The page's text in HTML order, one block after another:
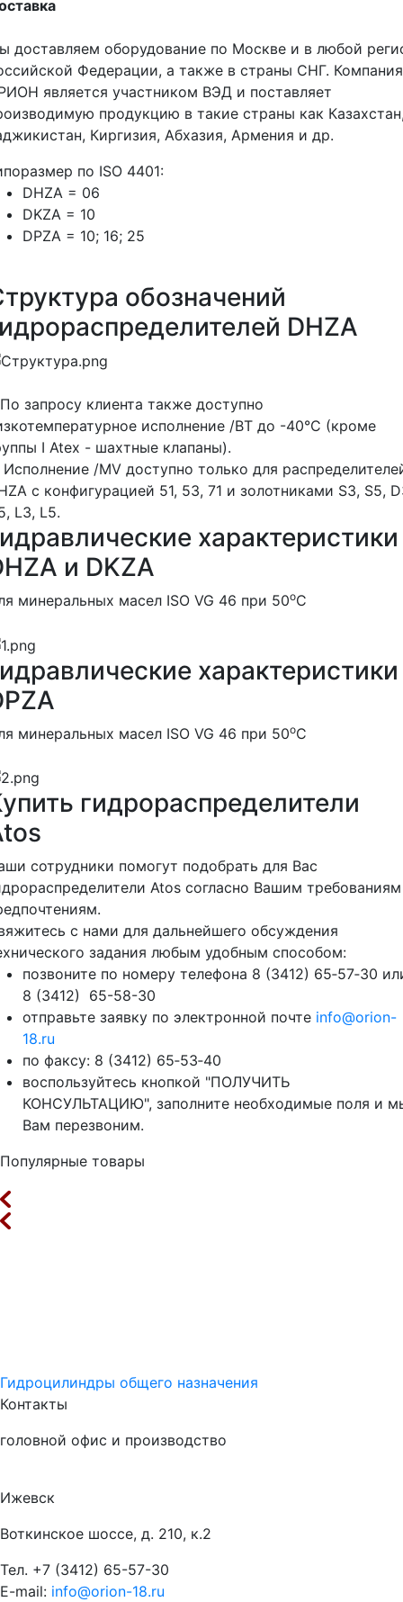
доставляем оборудование по Москве и в любой
Федерации, а также в страны СНГ. Компания
является участником ВЭД и поставляет
продукцию в такие страны как
Киргизия, Абхазия, Армения и др.
по ISO 4401:
DHZA = 06
DKZA = 10
DPZA = 10; 16; 25
обозначений
DHZA
По запросу клиента также доступно
исполнение /BT до -40°C (кроме
I Atex - шахтные клапаны).
Исполнение /MV доступно только для
с конфигурацией 51, 53, 71 и золотниками S3, S5,
L3, L5.
характеристики
и DKZA
минеральных масел ISO VG 46 при 50оС
характеристики
минеральных масел ISO VG 46 при 50оС
гидрораспределители
сотрудники помогут подобрать для Вас
Atos согласно Вашим
с нами для дальнейшего обсуждения
задания любым удобным способом:
позвоните по номеру телефона 8 (3412) 65‑57‑30
8 (3412) 65-58-30
отправьте заявку по электронной почте info@orion-
18.ru
по факсу: 8 (3412) 65‑53‑40
воспользуйтесь кнопкой "ПОЛУЧИТЬ
КОНСУЛЬТАЦИЮ", заполните необходимые поля и
Вам перезвоним.
Популярные товары
Гидроцилиндры общего назначения
Контакты
головной офис и производство
Ижевск
Воткинское шоссе, д. 210, к.2
Тел. +7 (3412) 65-57-30
E-mail: info@orion-18.ru